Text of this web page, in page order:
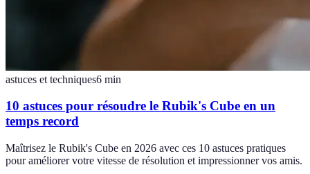
astuces et techniques6 min
10 astuces pour résoudre le Rubik's Cube en un
temps record
Maîtrisez le Rubik's Cube en 2026 avec ces 10 astuces pratiques
pour améliorer votre vitesse de résolution et impressionner vos amis.